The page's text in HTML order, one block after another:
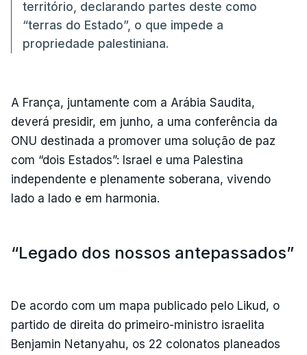
território, declarando partes deste como
“terras do Estado”, o que impede a
propriedade palestiniana.
A França, juntamente com a Arábia Saudita,
deverá presidir, em junho, a uma conferência da
ONU destinada a promover uma solução de paz
com “dois Estados”: Israel e uma Palestina
independente e plenamente soberana, vivendo
lado a lado e em harmonia.
“Legado dos nossos antepassados”
De acordo com um mapa publicado pelo Likud, o
partido de direita do primeiro-ministro israelita
Benjamin Netanyahu, os 22 colonatos planeados